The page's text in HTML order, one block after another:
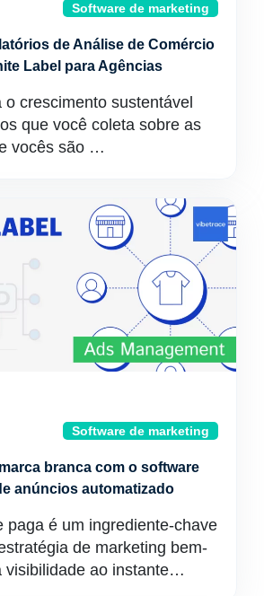
Software de marketing
de Análise de Comércio
Label para Agências
o crescimento sustentável
que você coleta sobre as
vocês são …
Software de marketing
branca com o software
anúncios automatizado
paga é um ingrediente-chave
de marketing bem-
visibilidade ao instante…